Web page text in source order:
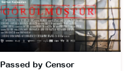
Passed by Censor